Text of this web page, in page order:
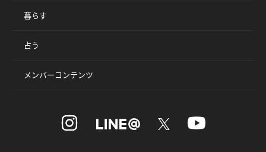
暮らす
占う
メンバーコンテンツ